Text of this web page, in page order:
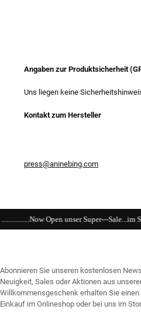
Angaben zur Produktsicherheit
Uns liegen keine
Kontakt zum Hersteller
press@aninebing.com
Super---Sale...im Store
Abonnieren Sie unseren kostenlosen
Neuigkeit, Sales oder Aktionen aus
Willkommensgeschenk erhalten Sie
Einkauf im Onlineshop oder bei uns im